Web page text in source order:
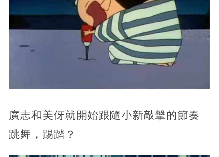
廣志和美伢就開始跟隨小新敲擊的節奏
跳舞，踢踏？